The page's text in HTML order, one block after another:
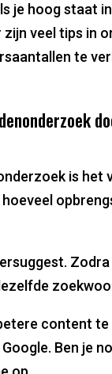
je hoog staat
zijn veel tips in
te
is het
content
Ben je